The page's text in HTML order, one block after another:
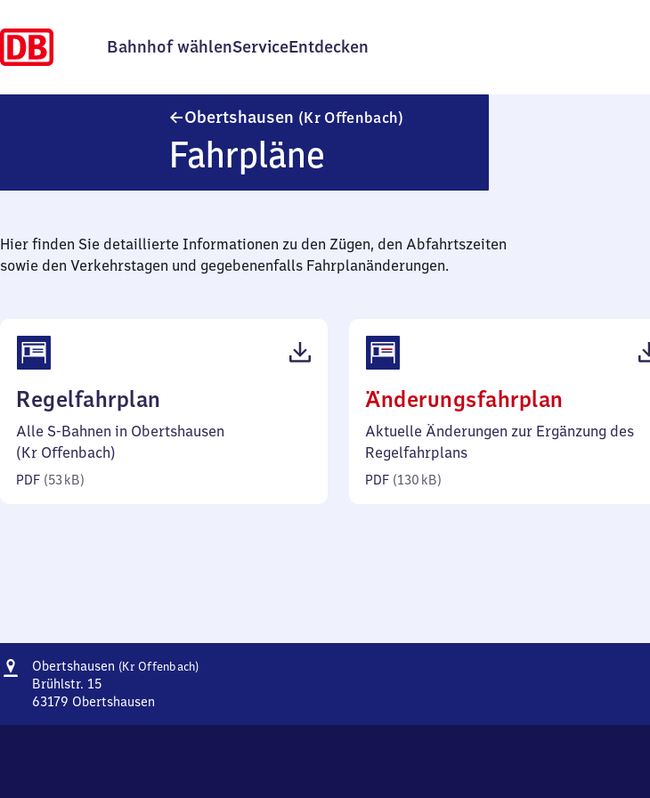
Bahnhof wählenServiceEntdecken
Obertshausen (Kr Offenbach)
Fahrpläne
Hier finden Sie detaillierte Informationen zu den Zügen, den Abfahrtszeiten
sowie den Verkehrstagen und gegebenenfalls Fahrplanänderungen.
Regelfahrplan
53
Alle S-Bahnen in Obertshausen
(Kr Offenbach)
PDF (53 kB)
Änderungsfahrplan
130
Aktuelle Änderungen zur Ergänzung des
Regelfahrplans
PDF (130 kB)
Adresse
Obertshausen (Kr Offenbach)Obertshausen
Brühlstr. 15
63179 Obertshausen